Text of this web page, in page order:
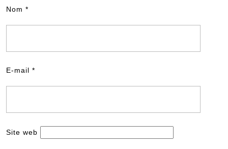
Nom *
E-mail *
Site web